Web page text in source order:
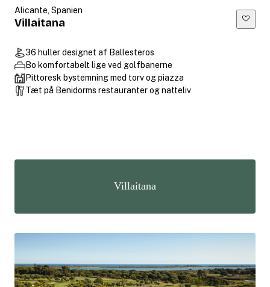
Alicante, Spanien
Villaitana
36 huller designet af Ballesteros
Bo komfortabelt lige ved golfbanerne
Pittoresk bystemning med torv og piazza
Tæt på Benidorms restauranter og natteliv
Villaitana